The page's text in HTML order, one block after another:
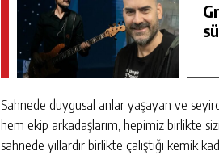
Sahnede duygusal anlar yaşayan ve
hem ekip arkadaşlarım, hepimiz birlikte
sahnede yıllardır birlikte çalıştığı kemik